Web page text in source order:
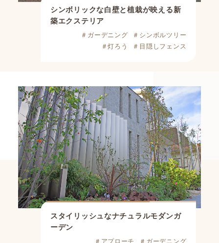
シンボリックな白壁と植栽が映える新
築エクステリア
＃ガーデニング
＃シンボルツリー
＃灯ろう
＃目隠しフェンス
スタイリッシュなナチュラルモダンガ
ーデン
＃アプローチ
＃ガーデニング